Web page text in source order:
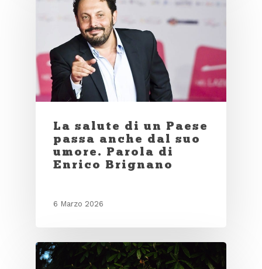
La salute di un Paese
passa anche dal suo
umore. Parola di
Enrico Brignano
6 Marzo 2026